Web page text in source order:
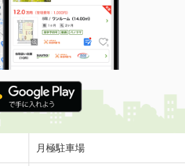
月極駐車場